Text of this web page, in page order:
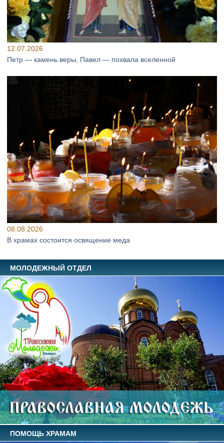
12.07.2026
Петр — камень веры, Павел — похвала вселенной
08.08.2026
В храмах состоится освящение меда
МОЛОДЕЖНЫЙ ОТДЕЛ
ПОМОЩЬ ХРАМАМ